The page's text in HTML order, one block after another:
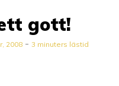
gott!
2008 3 minuters lästid